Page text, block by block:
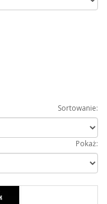
Sortowanie:
Pokaż: